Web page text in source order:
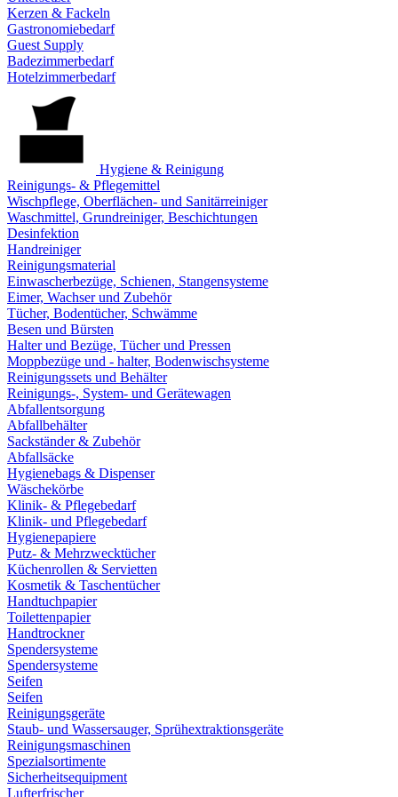
Kerzen & Fackeln
Gastronomiebedarf
Guest Supply
Badezimmerbedarf
Hotelzimmerbedarf
Hygiene & Reinigung
Reinigungs- & Pflegemittel
Wischpflege, Oberflächen- und Sanitärreiniger
Waschmittel, Grundreiniger, Beschichtungen
Desinfektion
Handreiniger
Reinigungsmaterial
Einwascherbezüge, Schienen, Stangensysteme
Eimer, Wachser und Zubehör
Tücher, Bodentücher, Schwämme
Besen und Bürsten
Halter und Bezüge, Tücher und Pressen
Moppbezüge und - halter, Bodenwischsysteme
Reinigungssets und Behälter
Reinigungs-, System- und Gerätewagen
Abfallentsorgung
Abfallbehälter
Sackständer & Zubehör
Abfallsäcke
Hygienebags & Dispenser
Wäschekörbe
Klinik- & Pflegebedarf
Klinik- und Pflegebedarf
Hygienepapiere
Putz- & Mehrzwecktücher
Küchenrollen & Servietten
Kosmetik & Taschentücher
Handtuchpapier
Toilettenpapier
Handtrockner
Spendersysteme
Spendersysteme
Seifen
Seifen
Reinigungsgeräte
Staub- und Wassersauger, Sprühextraktionsgeräte
Reinigungsmaschinen
Spezialsortimente
Sicherheitsequipment
Lufterfrischer